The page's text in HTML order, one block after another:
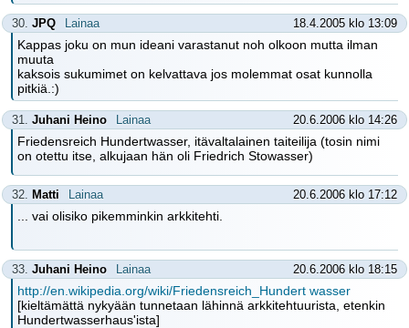
30. JPQ Lainaa 18.4.2005 klo 13:09
Kappas joku on mun ideani varastanut noh olkoon mutta ilman
muuta
kaksois sukumimet on kelvattava jos molemmat osat kunnolla
pitkiä.:)
31. Juhani Heino Lainaa 20.6.2006 klo 14:26
Friedensreich Hundertwasser, itävaltalainen taiteilija (tosin nimi
on otettu itse, alkujaan hän oli Friedrich Stowasser)
32. Matti Lainaa 20.6.2006 klo 17:12
... vai olisiko pikemminkin arkkitehti.
33. Juhani Heino Lainaa 20.6.2006 klo 18:15
http://en.wikipedia.org/wiki/Friedensreich_Hundert wasser
[kieltämättä nykyään tunnetaan lähinnä arkkitehtuurista, etenkin
Hundertwasserhaus'ista]